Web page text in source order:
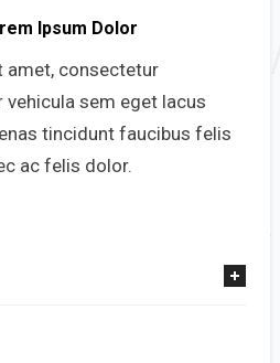
Ipsum Dolor
amet, consectetur
sem eget lacus
tincidunt faucibus felis
ac felis dolor.